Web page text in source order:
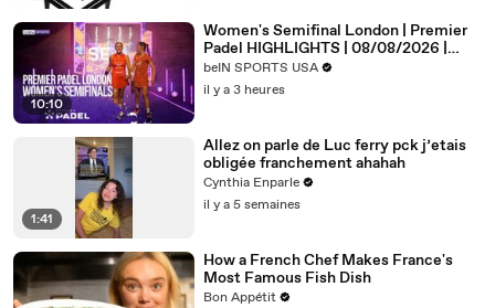
10:10
Women's Semifinal London | Premier
Padel HIGHLIGHTS | 08/08/2026 |
beIN SPORTS USA
beIN SPORTS USA
il y a 3 heures
1:41
Allez on parle de Luc ferry pck j’etais
obligée franchement ahahah
Cynthia Enparle
il y a 5 semaines
How a French Chef Makes France's
Most Famous Fish Dish
Bon Appétit